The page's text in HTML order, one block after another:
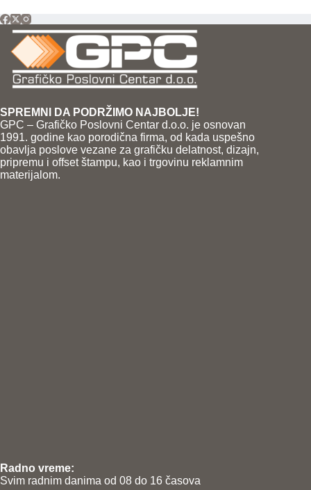
SPREMNI DA PODRŽIMO NAJBOLJE!
GPC – Grafičko Poslovni Centar d.o.o. je osnovan
1991. godine kao porodična firma, od kada uspešno
obavlja poslove vezane za grafičku delatnost, dizajn,
pripremu i offset štampu, kao i trgovinu reklamnim
materijalom.
Radno vreme:
Svim radnim danima od 08 do 16 časova